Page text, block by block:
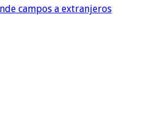
campos a extranjeros